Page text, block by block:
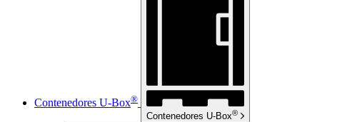
Contenedores U-Box®
Contenedores U-Box®